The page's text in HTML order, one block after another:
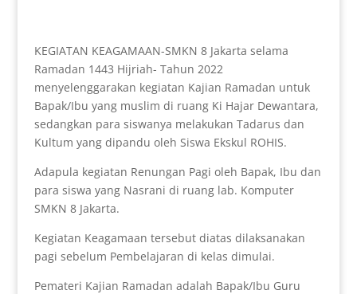
KEGIATAN KEAGAMAAN-SMKN 8 Jakarta selama
Ramadan 1443 Hijriah- Tahun 2022
menyelenggarakan kegiatan Kajian Ramadan untuk
Bapak/Ibu yang muslim di ruang Ki Hajar Dewantara,
sedangkan para siswanya melakukan Tadarus dan
Kultum yang dipandu oleh Siswa Ekskul ROHIS.
Adapula kegiatan Renungan Pagi oleh Bapak, Ibu dan
para siswa yang Nasrani di ruang lab. Komputer
SMKN 8 Jakarta.
Kegiatan Keagamaan tersebut diatas dilaksanakan
pagi sebelum Pembelajaran di kelas dimulai.
Pemateri Kajian Ramadan adalah Bapak/Ibu Guru